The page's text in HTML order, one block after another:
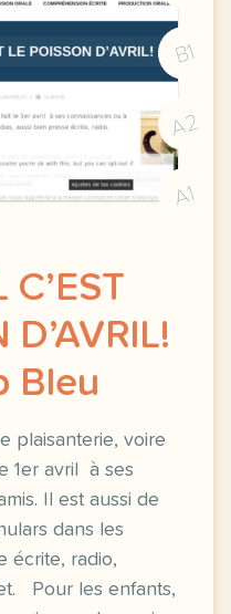
B1
A2
A1
C’EST
D’AVRIL!
Bleu
plaisanterie, voire
1er avril à ses
Il est aussi de
dans les
écrite, radio,
Pour les enfants,